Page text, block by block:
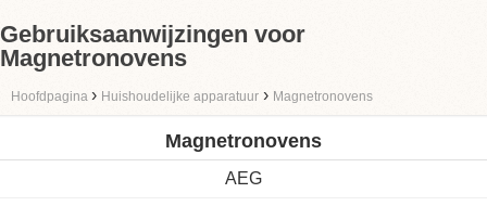
Gebruiksaanwijzingen voor
Magnetronovens
Hoofdpagina › Huishoudelijke apparatuur › Magnetronovens
Magnetronovens
AEG